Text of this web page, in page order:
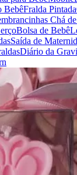
BebêFralda Pintada
Chá
Bolsa de Bebê
Saída de
Diário da